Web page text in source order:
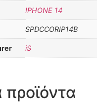
IPHONE 14
SPDCCORIP14B
iS
προϊόντα